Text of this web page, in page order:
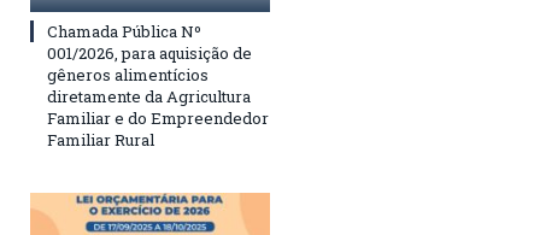
Chamada Pública Nº
001/2026, para aquisição de
gêneros alimentícios
diretamente da Agricultura
Familiar e do Empreendedor
Familiar Rural